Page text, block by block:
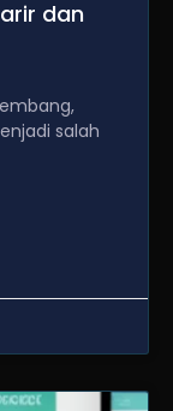
dan
salah